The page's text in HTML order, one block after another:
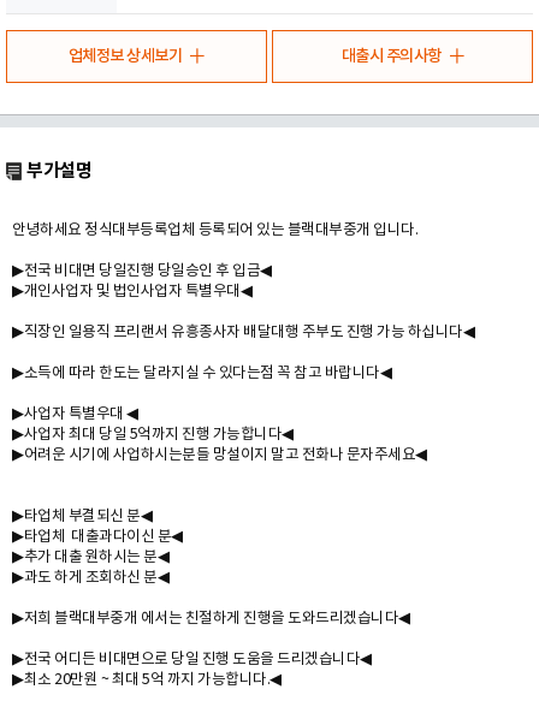
업체정보 상세보기 대출시 주의사항
부가설명
안녕하세요 정식대부등록업체 등록되어 있는 블랙대부중개 입니다.
▶전국 비대면 당일진행 당일승인 후 입금◀
▶개인사업자 및 법인사업자 특별우대◀
▶직장인 일용직 프리랜서 유흥종사자 배달대행 주부도 진행 가능 하십니다◀
▶소득에 따라 한도는 달라지실 수 있다는점 꼭 참고 바랍니다◀
▶사업자 특별우대 ◀
▶사업자 최대 당일 5억까지 진행 가능합니다◀
▶어려운 시기에 사업하시는분들 망설이지 말고 전화나 문자주세요◀
▶타업체 부결되신 분◀
▶타업체 대출과다이신 분◀
▶추가 대출 원하시는 분◀
▶과도 하게 조회하신 분◀
▶저희 블랙대부중개 에서는 친절하게 진행을 도와드리겠습니다◀
▶전국 어디든 비대면으로 당일 진행 도움을 드리겠습니다◀
▶최소 20만원 ~ 최대 5억 까지 가능합니다.◀